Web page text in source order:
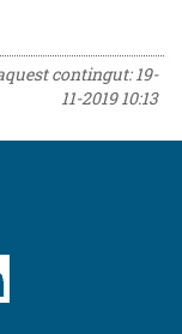
contingut:19-
11-2019 10:13